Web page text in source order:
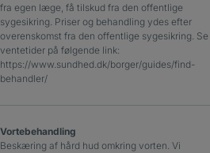
fra egen læge, få tilskud fra den offentlige
sygesikring. Priser og behandling ydes efter
overenskomst fra den offentlige sygesikring. Se
ventetider på følgende link:
https://www.sundhed.dk/borger/guides/find-
behandler/
Vortebehandling
Beskæring af hård hud omkring vorten. Vi